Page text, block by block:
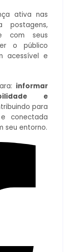
ativa nas
postagens,
com seus
o público
acessível e
informar
e
para
conectada
seu entorno.